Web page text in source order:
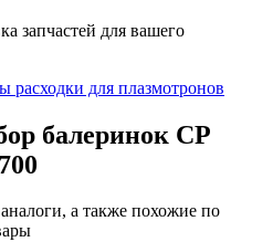
запчастей для вашего
расходки для плазмотронов
балеринок CP
а также похожие по